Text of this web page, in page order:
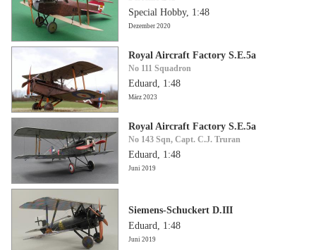
Special Hobby, 1:48
Dezember 2020
Royal Aircraft Factory S.E.5a
No 111 Squadron
Eduard, 1:48
März 2023
Royal Aircraft Factory S.E.5a
No 143 Sqn, Capt. C.J. Truran
Eduard, 1:48
Juni 2019
Siemens-Schuckert D.III
Eduard, 1:48
Juni 2019